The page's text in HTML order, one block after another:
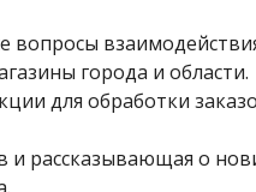
города и области.
для обработки
рассказывающая о